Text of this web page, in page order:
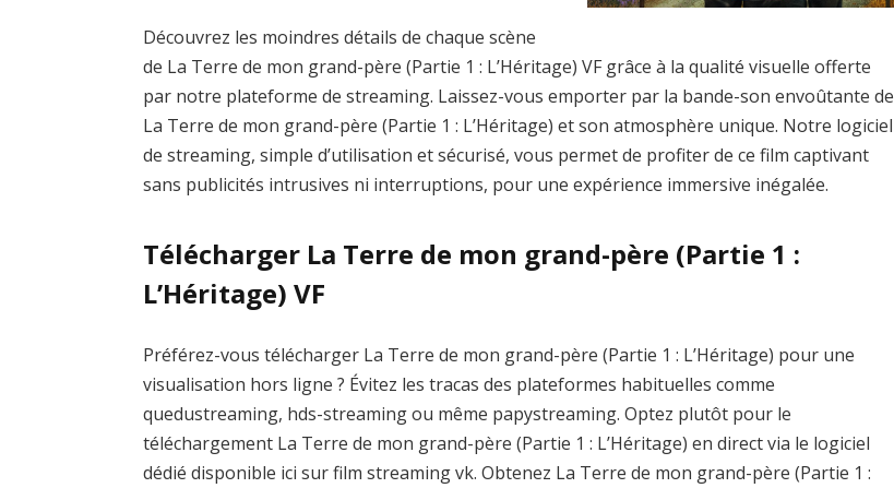
Découvrez les moindres détails de chaque scène
de La Terre de mon grand-père (Partie 1 : L’Héritage) VF grâce à la qualité visuelle offerte
par notre plateforme de streaming. Laissez-vous emporter par la bande-son envoûtante de
La Terre de mon grand-père (Partie 1 : L’Héritage) et son atmosphère unique. Notre logiciel
de streaming, simple d’utilisation et sécurisé, vous permet de profiter de ce film captivant
sans publicités intrusives ni interruptions, pour une expérience immersive inégalée.
Télécharger La Terre de mon grand-père (Partie 1 :
L’Héritage) VF
Préférez-vous télécharger La Terre de mon grand-père (Partie 1 : L’Héritage) pour une
visualisation hors ligne ? Évitez les tracas des plateformes habituelles comme
quedustreaming, hds-streaming ou même papystreaming. Optez plutôt pour le
téléchargement La Terre de mon grand-père (Partie 1 : L’Héritage) en direct via le logiciel
dédié disponible ici sur film streaming vk. Obtenez La Terre de mon grand-père (Partie 1 :